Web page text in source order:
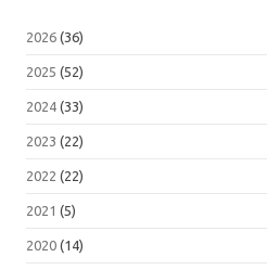
2026 (36)
2025 (52)
2024 (33)
2023 (22)
2022 (22)
2021 (5)
2020 (14)